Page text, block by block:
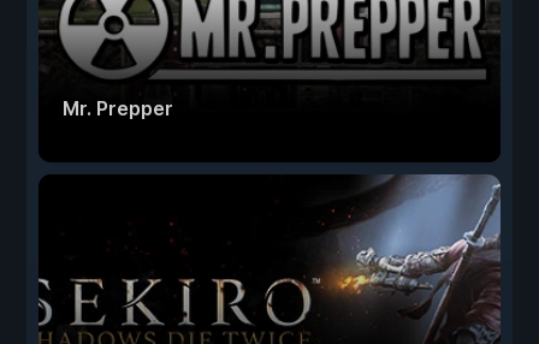
Mr. Prepper